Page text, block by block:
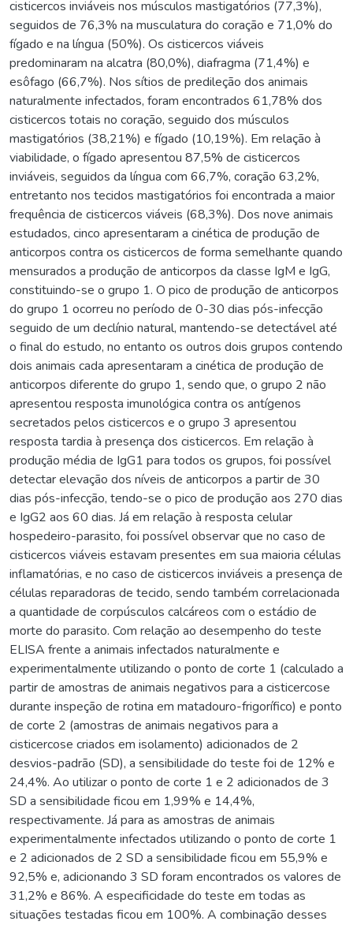
cisticercos inviáveis nos músculos mastigatórios (77,3%),
seguidos de 76,3% na musculatura do coração e 71,0% do
fígado e na língua (50%). Os cisticercos viáveis
predominaram na alcatra (80,0%), diafragma (71,4%) e
esôfago (66,7%). Nos sítios de predileção dos animais
naturalmente infectados, foram encontrados 61,78% dos
cisticercos totais no coração, seguido dos músculos
mastigatórios (38,21%) e fígado (10,19%). Em relação à
viabilidade, o fígado apresentou 87,5% de cisticercos
inviáveis, seguidos da língua com 66,7%, coração 63,2%,
entretanto nos tecidos mastigatórios foi encontrada a maior
frequência de cisticercos viáveis (68,3%). Dos nove animais
estudados, cinco apresentaram a cinética de produção de
anticorpos contra os cisticercos de forma semelhante quando
mensurados a produção de anticorpos da classe IgM e IgG,
constituindo-se o grupo 1. O pico de produção de anticorpos
do grupo 1 ocorreu no período de 0-30 dias pós-infecção
seguido de um declínio natural, mantendo-se detectável até
o final do estudo, no entanto os outros dois grupos contendo
dois animais cada apresentaram a cinética de produção de
anticorpos diferente do grupo 1, sendo que, o grupo 2 não
apresentou resposta imunológica contra os antígenos
secretados pelos cisticercos e o grupo 3 apresentou
resposta tardia à presença dos cisticercos. Em relação à
produção média de IgG1 para todos os grupos, foi possível
detectar elevação dos níveis de anticorpos a partir de 30
dias pós-infecção, tendo-se o pico de produção aos 270 dias
e IgG2 aos 60 dias. Já em relação à resposta celular
hospedeiro-parasito, foi possível observar que no caso de
cisticercos viáveis estavam presentes em sua maioria células
inflamatórias, e no caso de cisticercos inviáveis a presença de
células reparadoras de tecido, sendo também correlacionada
a quantidade de corpúsculos calcáreos com o estádio de
morte do parasito. Com relação ao desempenho do teste
ELISA frente a animais infectados naturalmente e
experimentalmente utilizando o ponto de corte 1 (calculado a
partir de amostras de animais negativos para a cisticercose
durante inspeção de rotina em matadouro-frigorífico) e ponto
de corte 2 (amostras de animais negativos para a
cisticercose criados em isolamento) adicionados de 2
desvios-padrão (SD), a sensibilidade do teste foi de 12% e
24,4%. Ao utilizar o ponto de corte 1 e 2 adicionados de 3
SD a sensibilidade ficou em 1,99% e 14,4%,
respectivamente. Já para as amostras de animais
experimentalmente infectados utilizando o ponto de corte 1
e 2 adicionados de 2 SD a sensibilidade ficou em 55,9% e
92,5% e, adicionando 3 SD foram encontrados os valores de
31,2% e 86%. A especificidade do teste em todas as
situações testadas ficou em 100%. A combinação desses